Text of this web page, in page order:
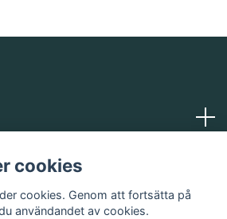
cookies
cookies. Genom att fortsätta på
användandet av cookies.